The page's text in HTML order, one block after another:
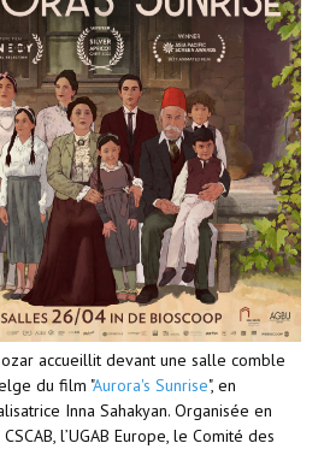
accueillit devant une salle comble
du film "Aurora's Sunrise", en
Inna Sahakyan. Organisée en
l’UGAB Europe, le Comité des